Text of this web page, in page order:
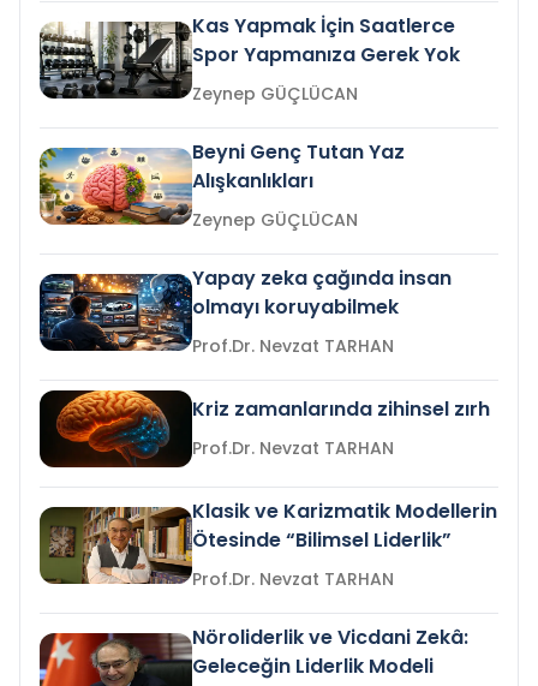
Kas Yapmak İçin Saatlerce
Spor Yapmanıza Gerek Yok
Zeynep GÜÇLÜCAN
Beyni Genç Tutan Yaz
Alışkanlıkları
Zeynep GÜÇLÜCAN
Yapay zeka çağında insan
olmayı koruyabilmek
Prof.Dr. Nevzat TARHAN
Kriz zamanlarında zihinsel zırh
Prof.Dr. Nevzat TARHAN
Klasik ve Karizmatik Modellerin
Ötesinde “Bilimsel Liderlik”
Prof.Dr. Nevzat TARHAN
Nöroliderlik ve Vicdani Zekâ:
Geleceğin Liderlik Modeli